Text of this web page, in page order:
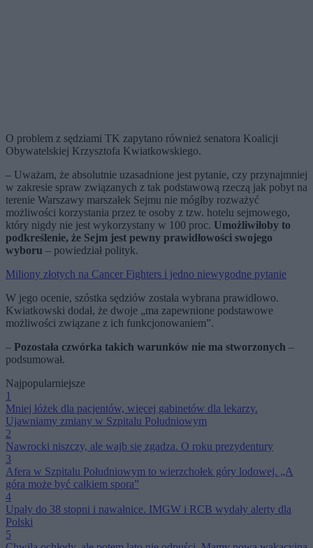
O problem z sędziami TK zapytano również senatora Koalicji
Obywatelskiej Krzysztofa Kwiatkowskiego.
– Uważam, że absolutnie uzasadnione jest pytanie, czy przynajmniej
w zakresie spraw związanych z tak podstawową rzeczą jak pobyt na
terenie Warszawy marszałek Sejmu nie mógłby rozważyć
możliwości korzystania przez te osoby z tzw. hotelu sejmowego,
który nigdy nie jest wykorzystany w 100 proc. Umożliwiłoby to
podkreślenie, że Sejm jest pewny prawidłowości swojego
wyboru – powiedział polityk.
Miliony złotych na Cancer Fighters i jedno niewygodne pytanie
W jego ocenie, szóstka sędziów została wybrana prawidłowo.
Kwiatkowski dodał, że dwoje „ma zapewnione podstawowe
możliwości związane z ich funkcjonowaniem”.
– Pozostała czwórka takich warunków nie ma stworzonych –
podsumował.
Najpopularniejsze
1
Mniej łóżek dla pacjentów, więcej gabinetów dla lekarzy.
Ujawniamy zmiany w Szpitalu Południowym
2
Nawrocki niszczy, ale wajb się zgadza. O roku prezydentury
3
Afera w Szpitalu Południowym to wierzchołek góry lodowej. „A
góra może być całkiem spora”
4
Upały do 38 stopni i nawałnice. IMGW i RCB wydały alerty dla
Polski
5